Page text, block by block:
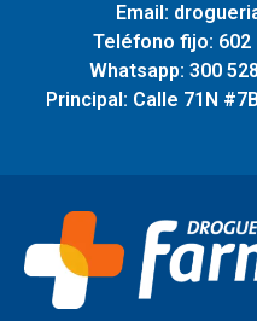
Email:
Teléfono fijo: 602
Whatsapp: 300
Principal: Calle 71N